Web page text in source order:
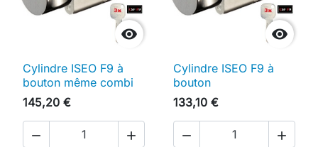

Cylindre ISEO F9 à
bouton même combi
145,20 €
 

Cylindre ISEO F9 à
bouton
133,10 €
 